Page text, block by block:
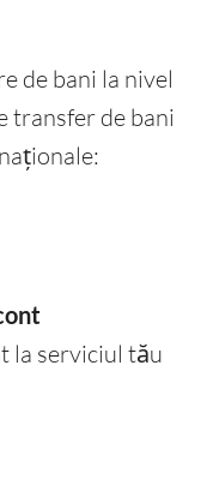
de bani la nivel
transfer de bani
la serviciul tău